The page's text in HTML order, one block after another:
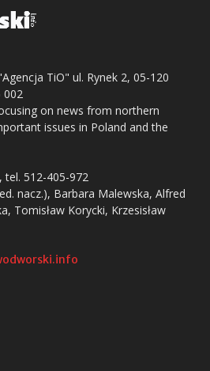
TiO" ul. Rynek 2, 05-120
002
on news from northern
issues in Poland and the
, tel. 512-405-972
nacz.), Barbara Malewska, Alfred
Tomisław Korycki, Krzesisław